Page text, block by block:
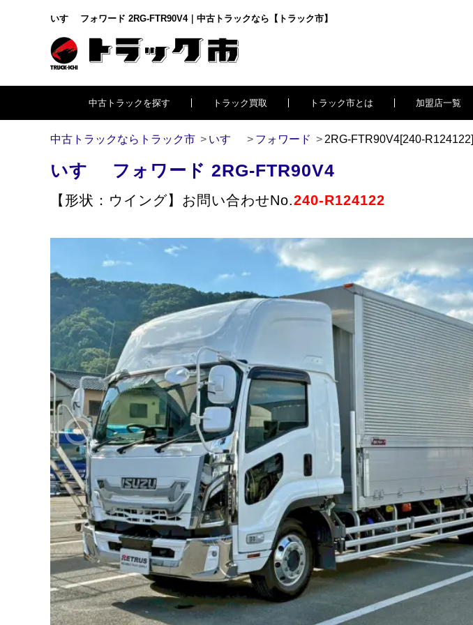
いすゞ フォワード 2RG-FTR90V4｜中古トラックなら【トラック市】
中古トラックを探す トラック買取 トラック市とは 加盟店一覧
中古トラックならトラック市 いすゞ フォワード 2RG-FTR90V4[240-R124122]
いすゞ フォワード 2RG-FTR90V4
【形状：ウイング】 お問い合わせNo.240-R124122